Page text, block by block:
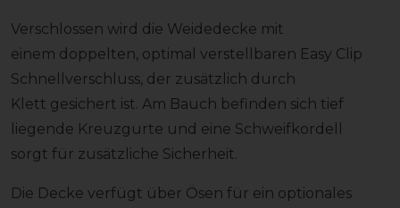
Verschlossen wird die Weidedecke mit
einem doppelten, optimal verstellbaren Easy Clip
Schnellverschluss, der zusätzlich durch
Klett gesichert ist. Am Bauch befinden sich tief
liegende Kreuzgurte und eine Schweifkordell
sorgt für zusätzliche Sicherheit.
Die Decke verfügt über Ösen für ein optionales